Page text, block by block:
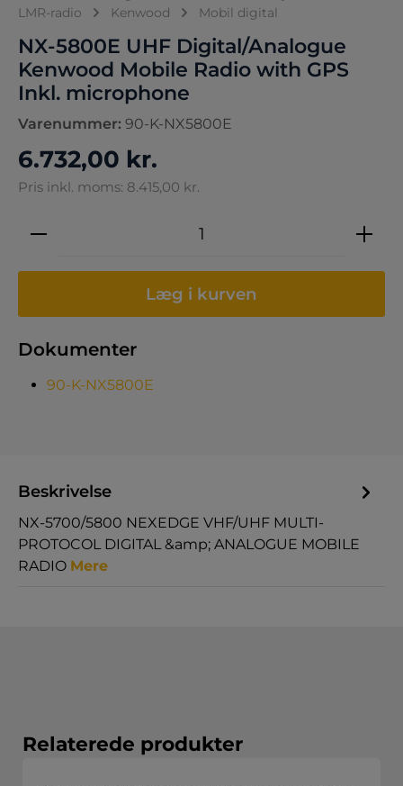
LMR-radio
Kenwood Mobil digital
Varenummer: 90-K-NX5800E
NX-5800E UHF Digital/Analogue
Kenwood Mobile Radio with GPS
Inkl. microphone
6.732,00 kr.
Pris inkl. moms: 8.415,00 kr.
Produktmængde: Indtast den
Læg i kurven
Dokumenter
90-K-NX5800E
Beskrivelse
NX-5700/5800 NEXEDGE VHF/UHF MULTI-
PROTOCOL DIGITAL &amp; ANALOGUE MOBILE
RADIO Mere
Spring produktgalleriet over
Relaterede produkter